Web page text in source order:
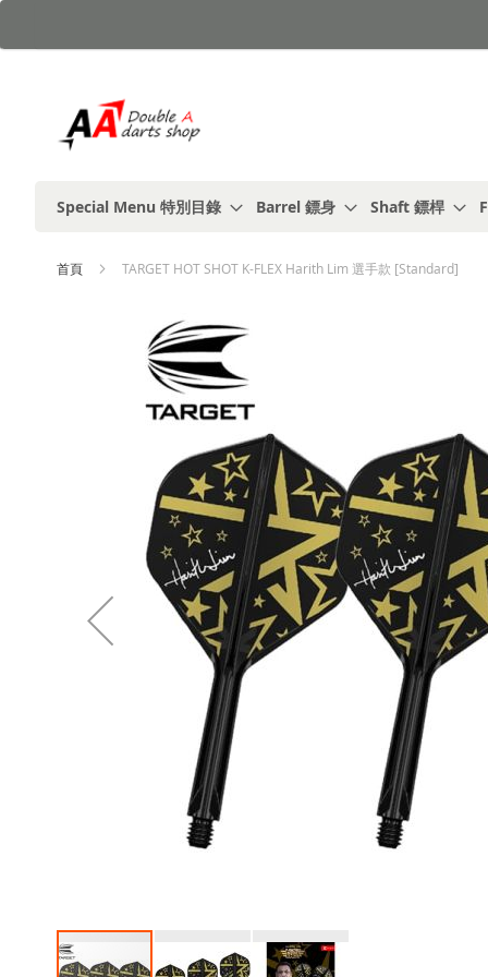
到
Special Menu 特別目錄
Barrel 鏢身 Shaft 鏢桿
首頁 TARGET HOT SHOT K-FLEX Harith Lim 選手款 [Standard]